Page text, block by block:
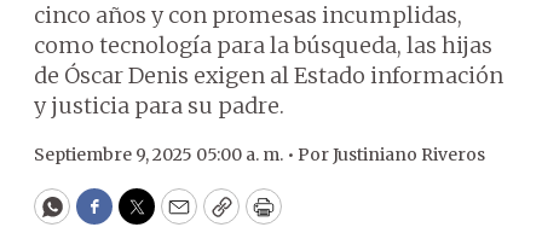
cinco años y con promesas incumplidas,
como tecnología para la búsqueda, las hijas
de Óscar Denis exigen al Estado información
y justicia para su padre.
Septiembre 9, 2025 05:00 a. m. • PorJustiniano Riveros
WhatsApp
Facebook
Twitter
EmailCopyPrint